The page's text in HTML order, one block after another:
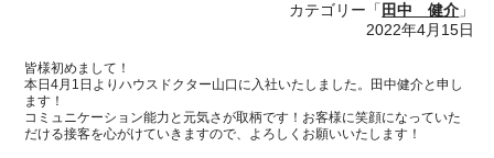
カテゴリー「 田中 健介 」
2022年4月15日
皆様初めまして！
本日 4月 1 日よりハウスドクター山口に入社いたしました。田中健介と申し
ます！
コミュニケーション能力と元気さが取柄です！お客様に笑顔になっていた
だける接客を心がけていきますので、よろしくお願いいたします！